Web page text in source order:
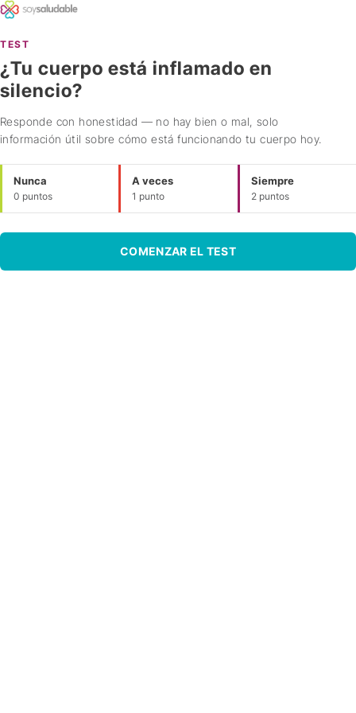
TEST
¿Tu cuerpo está inflamado en
silencio?
Responde con honestidad — no hay bien o mal, solo
información útil sobre cómo está funcionando tu cuerpo hoy.
Nunca
0 puntos
A veces
1 punto
Siempre
2 puntos
COMENZAR EL TEST